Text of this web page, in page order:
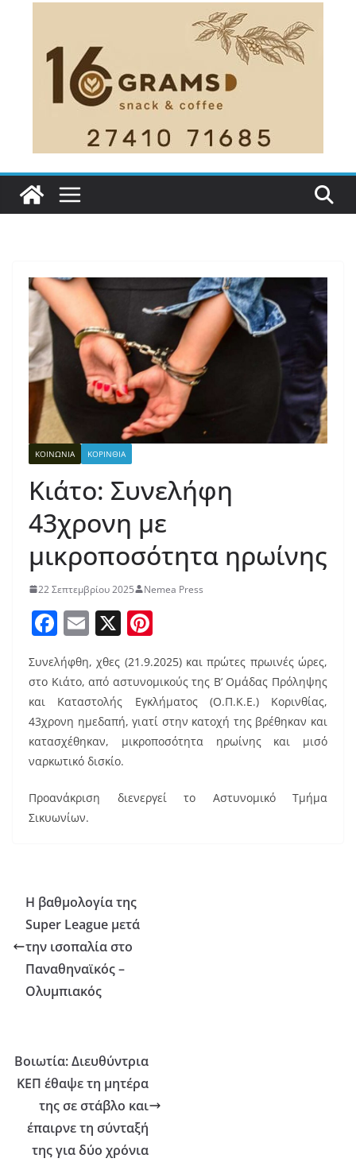
ΚΟΙΝΩΝΙΑ ΚΟΡΙΝΘΙΑ
Κιάτο: Συνελήφη
43χρονη με
μικροποσότητα ηρωίνης
22 Σεπτεμβρίου 2025 Nemea Press
F
a
c
e
b
o
o
k
E
m
ai
l
X
er
e
st
Συνελήφθη, χθες (21.9.2025) και πρώτες πρωινές ώρες,
στο Κιάτο, από αστυνομικούς της Β’ Ομάδας Πρόληψης
και Καταστολής Εγκλήματος (Ο.Π.Κ.Ε.) Κορινθίας,
43χρονη ημεδαπή, γιατί στην κατοχή της βρέθηκαν και
κατασχέθηκαν, μικροποσότητα ηρωίνης και μισό
ναρκωτικό δισκίο.
Προανάκριση διενεργεί το Αστυνομικό Τμήμα
Σικυωνίων.
Η βαθμολογία της
Super League μετά
την ισοπαλία στο
Παναθηναϊκός –
Ολυμπιακός
Βοιωτία: Διευθύντρια
ΚΕΠ έθαψε τη μητέρα
της σε στάβλο και
έπαιρνε τη σύνταξή
της για δύο χρόνια